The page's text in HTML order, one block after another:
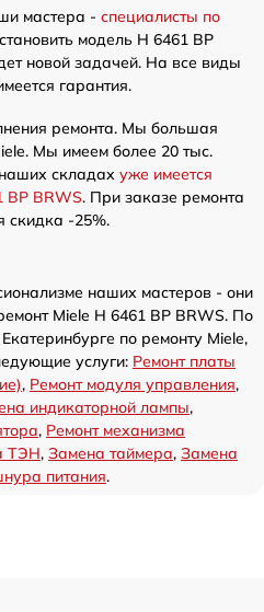
мастера - специалисты по
модель H 6461 BP
новой задачей. На все виды
гарантия.
ремонта. Мы большая
Мы имеем более 20 тыс.
складах уже имеется
BP BRWS. При заказе ремонта
скидка -25%.
наших мастеров - они
Miele H 6461 BP BRWS. По
по ремонту Miele,
услуги: Ремонт платы
, Ремонт модуля управления,
индикаторной лампы,
, Ремонт механизма
ТЭН, Замена таймера, Замена
питания.